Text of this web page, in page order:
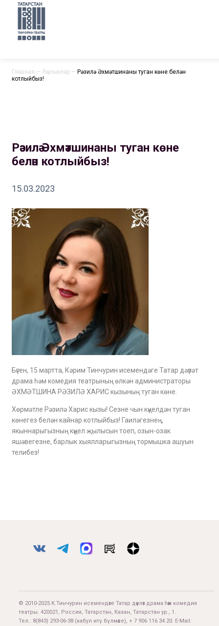
Главная — Яңалыклар — Рәзилә Әхмәтшинаны туган көне белән
котлыйбыз!
Рәзилә Әхмәтшинаны туган көне
белән котлыйбыз!
15.03.2023
Бүген, 15 мартта, Кәрим Тинчурин исемендәге Татар дәүләт
драма һәм комедия театрының өлкән администраторы
ӘХМӘТШИНА РӘЗИЛӘ ХАРИС кызының туган көне.
Хөрмәтле Рәзилә Харис кызы! Сезне чын күңелдән туган
көнегез белән кайнар котлыйбыз! Гаиләгезнең,
якыннарыгызның күңел җылысын тоеп, озын-озак
яшәвегезне, барлык хыялларыгызның тормышка ашуын
телибез!
© 2010-2025 К.Тинчурин исемендәге Татар дәүләт драма һәм комедия
театры. 420021, Россия, Татарстан, Казан, Татарстан ур., 1.
Тел.: 8(843) 293-06-38 (кабул итү бүлмәсе), + 7 906 116 34 20. E-Mail: